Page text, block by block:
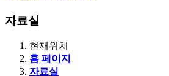
자료실
현재위치
홈 페이지
자료실